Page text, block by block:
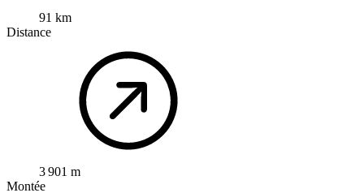
91 km
Distance
3 901 m
Montée